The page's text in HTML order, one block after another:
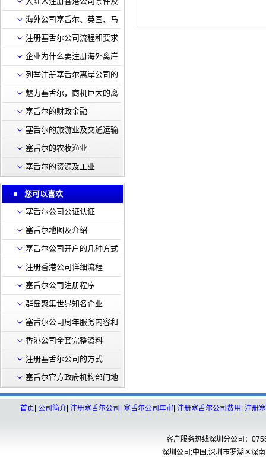
流程
海外公司塞舌尔、英国、马
绍尔在深发展开户的基本要
求
注册塞舌尔公司流程和要求
企业为什么要注册海外离岸
公司有什么好处
列举注册塞舌尔离岸公司的
几大好处
魅力塞舌尔，商机巨大的离
岸圣地
塞舌尔的财政金融
塞舌尔的旅游业及交通运输
塞舌尔的农牧渔业
塞舌尔的资源及工业
您可以喜欢
塞舌尔公司公证认证
塞舌尔地图及介绍
塞舌尔公司开户的几种方式
注册香港公司详细流程
塞舌尔公司注册程序
群岛聚集世界知名企业
塞舌尔公司周年服务内容和
费用
香港公司全套完整资料
注册塞舌尔公司的方式
塞舌尔官方政府机构部门地
址联系方式
首页 公司简介 注册塞舌尔公司 塞舌尔公司年审 注册塞舌尔公司费用 注册
客户服务热线深圳分公司：
深圳公司:中国.深圳市罗湖区深